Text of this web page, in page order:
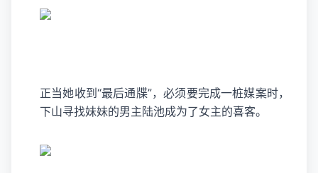
正当她收到“最后通牒”，必须要完成一桩媒案时，
下山寻找妹妹的男主陆池成为了女主的喜客。